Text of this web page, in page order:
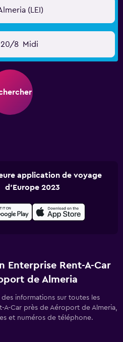
(LEI)
20/8 Midi
application de voyage
d'Europe 2023
Enterprise Rent-A-Car
de Almeria
informations sur toutes les
A-Car près de Aéroport de Almeria,
et numéros de téléphone.